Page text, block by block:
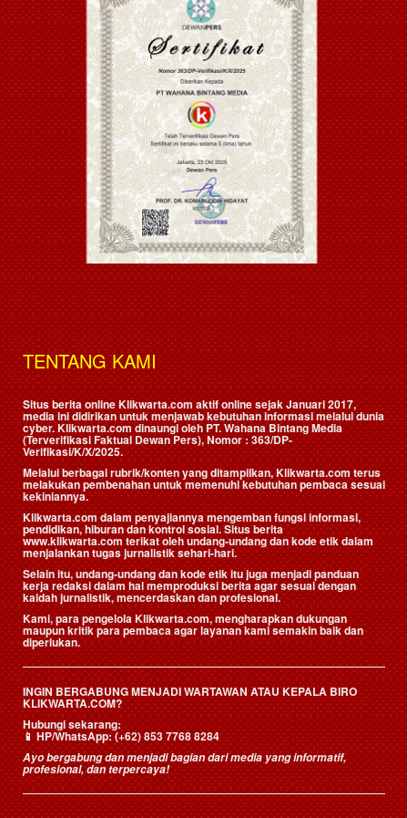
TENTANG KAMI
Situs berita online Klikwarta.com aktif online sejak Januari 2017,
media ini didirikan untuk menjawab kebutuhan informasi melalui dunia
cyber. Klikwarta.com dinaungi oleh PT. Wahana Bintang Media
(Terverifikasi Faktual Dewan Pers), Nomor : 363/DP-
Verifikasi/K/X/2025.
Melalui berbagai rubrik/konten yang ditampilkan, Klikwarta.com terus
melakukan pembenahan untuk memenuhi kebutuhan pembaca sesuai
kekiniannya.
Klikwarta.com dalam penyajiannya mengemban fungsi informasi,
pendidikan, hiburan dan kontrol sosial. Situs berita
www.klikwarta.com terikat oleh undang-undang dan kode etik dalam
menjalankan tugas jurnalistik sehari-hari.
Selain itu, undang-undang dan kode etik itu juga menjadi panduan
kerja redaksi dalam hal memproduksi berita agar sesuai dengan
kaidah jurnalistik, mencerdaskan dan profesional.
Kami, para pengelola Klikwarta.com, mengharapkan dukungan
maupun kritik para pembaca agar layanan kami semakin baik dan
diperlukan.
INGIN BERGABUNG MENJADI WARTAWAN ATAU KEPALA BIRO
KLIKWARTA.COM?
Hubungi sekarang:
📱HP/WhatsApp:(+62) 853 7768 8284
Ayo bergabung dan menjadi bagian dari media yang informatif,
profesional, dan terpercaya!